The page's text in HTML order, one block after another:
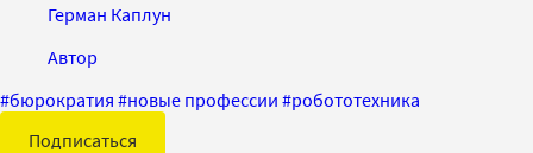
Герман Каплун
Автор
#бюрократия #новые профессии #робототехника
Подписаться